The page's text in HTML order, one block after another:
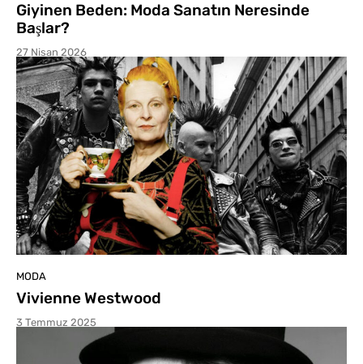
Giyinen Beden: Moda Sanatın Neresinde
Başlar?
27 Nisan 2026
MODA
Vivienne Westwood
3 Temmuz 2025